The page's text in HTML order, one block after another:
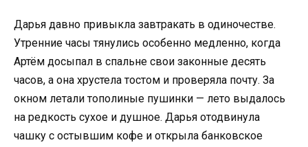
Дарья давно привыкла завтракать в одиночестве.
Утренние часы тянулись особенно медленно, когда
Артём досыпал в спальне свои законные десять
часов, а она хрустела тостом и проверяла почту. За
окном летали тополиные пушинки — лето выдалось
на редкость сухое и душное. Дарья отодвинула
чашку с остывшим кофе и открыла банковское